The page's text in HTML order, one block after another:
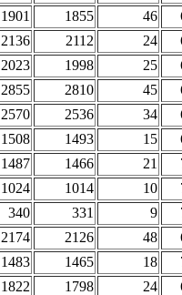
1901 1855 46
2136 2112 24
2023 1998 25
2855 2810 45
2570 2536 34
1508 1493 15
1487 1466 21
1024 1014 10
340 331 9
2174 2126 48
1483 1465 18
1822 1798 24